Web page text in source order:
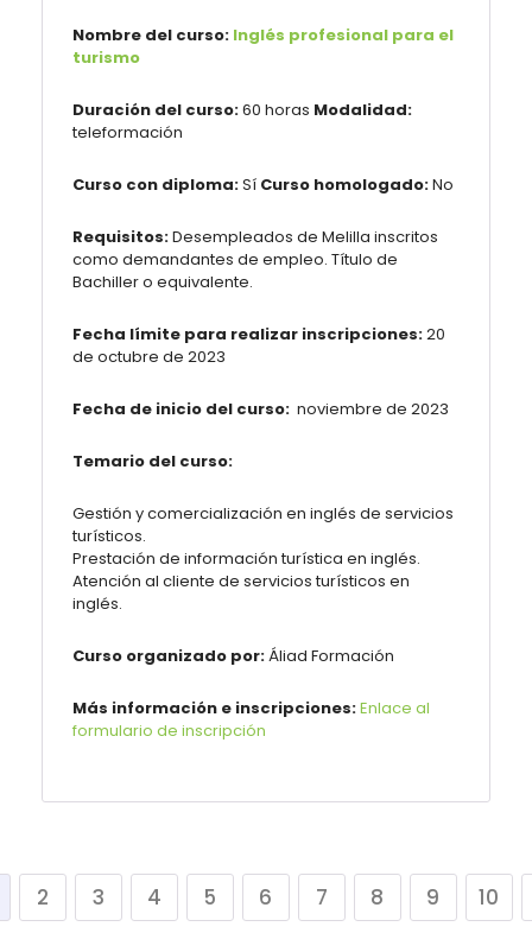
Nombre del curso: Inglés profesional para el
turismo
Duración del curso:60 horas Modalidad:
teleformación
Curso con diploma:Sí Curso homologado:No
Requisitos:Desempleados de Melilla inscritos
como demandantes de empleo. Título de
Bachiller o equivalente.
Fecha límite para realizar inscripciones:20
de octubre de 2023
Fecha de inicio del curso: noviembre de 2023
Temario del curso:
Gestión y comercialización en inglés de servicios
turísticos.
Prestación de información turística en inglés.
Atención al cliente de servicios turísticos en
inglés.
Curso organizado por:Áliad Formación
Más información e inscripciones:Enlace al
formulario de inscripción
2 3 4 5 6 7 8 9 10